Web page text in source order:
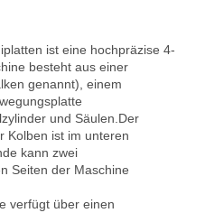
ist eine hochpräzise 4-
besteht aus einer
genannt), einem
und Säulen.Der
Kolben ist im unteren
kann zwei
Seiten der Maschine
verfügt über einen